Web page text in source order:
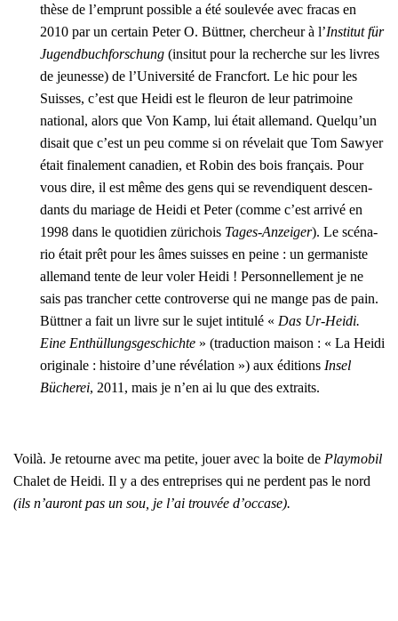
thèse de l’emprunt pos­sible a été sou­le­vée avec fra­cas en
2010 par un cer­tain Peter O. Bütt­ner, cher­cheur à l’Ins­ti­tut für
Jugend­bu­ch­for­schung (insi­tut pour la recherche sur les livres
de jeu­nesse) de l’U­ni­ver­si­té de Franc­fort. Le hic pour les
Suisses, c’est que Hei­di est le fleu­ron de leur patri­moine
natio­nal, alors que Von Kamp, lui était alle­mand. Quel­qu’un
disait que c’est un peu comme si on réve­lait que Tom Sawyer
était fina­le­ment cana­dien, et Robin des bois fran­çais. Pour
vous dire, il est même des gens qui se reven­diquent des­cen­
dants du mariage de Hei­di et Peter (comme c’est arri­vé en
1998 dans le quo­ti­dien züri­chois Tages-Anzei­ger). Le scé­na­
rio était prêt pour les âmes suisses en peine : un ger­ma­niste
alle­mand tente de leur voler Hei­di ! Per­son­nel­le­ment je ne
sais pas tran­cher cette contro­verse qui ne mange pas de pain.
Bütt­ner a fait un livre sur le sujet inti­tu­lé « Das Ur-Hei­di.
Eine Enthül­lung­sges­chichte » (tra­duc­tion mai­son : « La Hei­di
ori­gi­nale : his­toire d’une révé­la­tion ») aux édi­tions Insel
Büche­rei, 2011, mais je n’en ai lu que des extraits.
Voi­là. Je retourne avec ma petite, jouer avec la boite de Play­mo­bil
Cha­let de Hei­di. Il y a des entre­prises qui ne perdent pas le nord
(ils n’au­ront pas un sou, je l’ai trou­vée d’oc­case).